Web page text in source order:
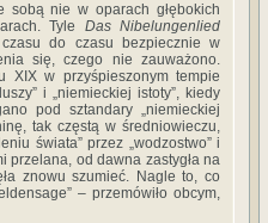
sobą nie w oparach głębokich
Tyle Das Nibelungenlied
do czasu bezpiecznie w
się, czego nie zauważono.
XIX w przyśpieszonym tempie
i „niemieckiej istoty”, kiedy
pod sztandary „niemieckiej
tak częstą w średniowieczu,
świata” przez „wodzostwo” i
przelana, od dawna zastygła na
znowu szumieć. Nagle to, co
– przemówiło obcym,